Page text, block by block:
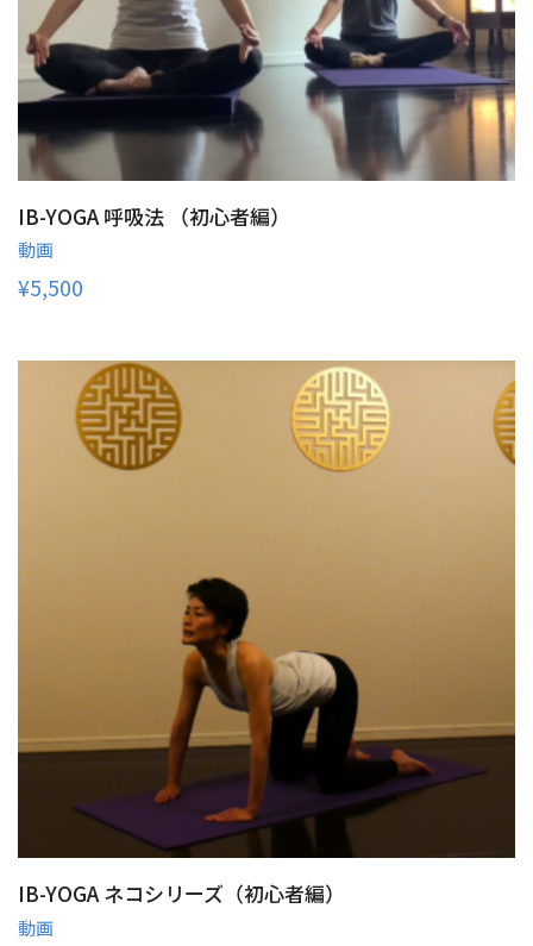
IB-YOGA 呼吸法 （初心者編）
動画
¥5,500
IB-YOGA ネコシリーズ（初心者編）
動画